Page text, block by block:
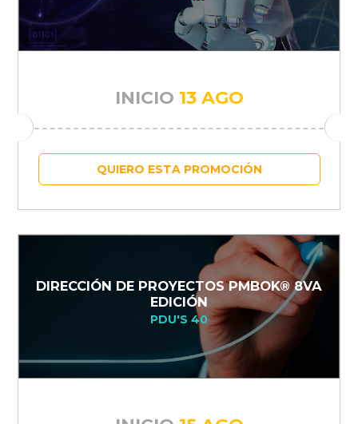
INICIO 13 AGO
QUIERO ESTA PROMOCIÓN
DIRECCIÓN DE PROYECTOS PMBOK® 8VA
EDICIÓN
PDU'S 40